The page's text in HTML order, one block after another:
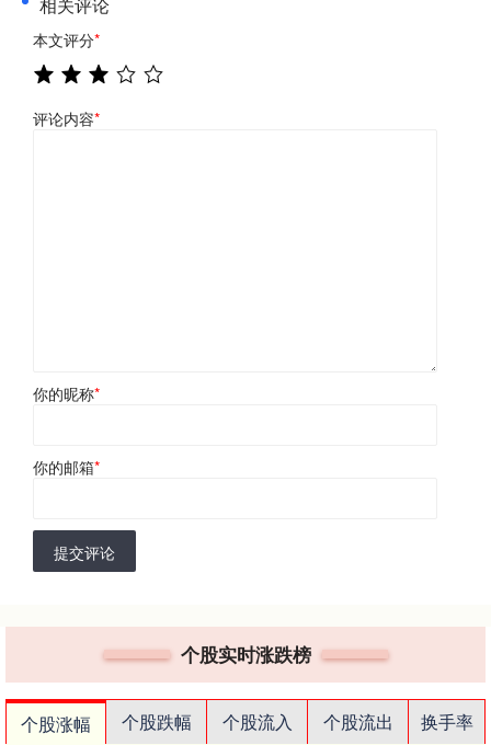
本文评分*
评论内容*
你的昵称*
你的邮箱*
提交评论
个股实时涨跌榜
个股涨幅 个股跌幅 个股流入 个股流出
换手率